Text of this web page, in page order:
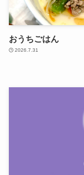
おうちごはん
2026.7.31